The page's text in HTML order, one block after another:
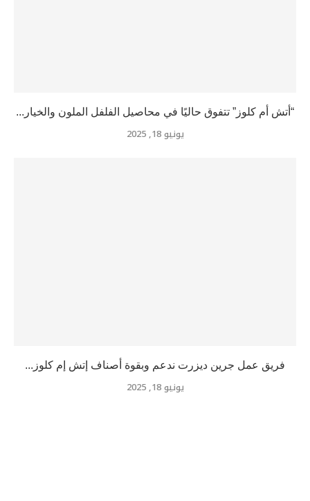
“أتش أم كلوز” تتفوق حاليًا في محاصيل الفلفل الملون والخيار...
يونيو 18, 2025
فريق عمل جرين ديزرت ندعم وبقوة أصناف إتش إم كلوز...
يونيو 18, 2025